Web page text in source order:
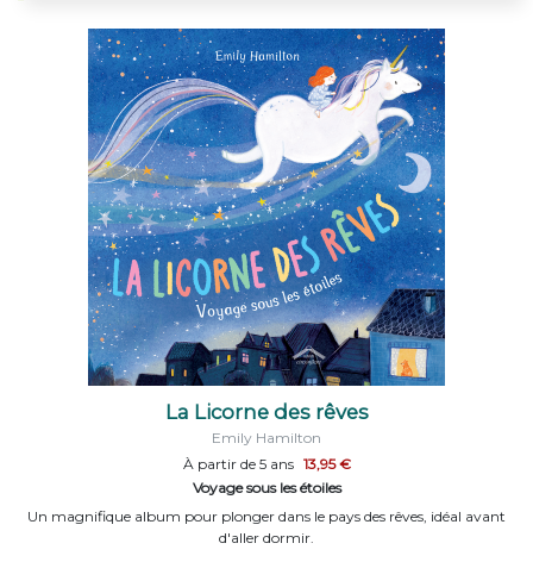
La Licorne des rêves
Emily Hamilton
À partir de 5 ans 13,95 €
Voyage sous les étoiles
Un magnifique album pour plonger dans le pays des rêves, idéal avant
d'aller dormir.